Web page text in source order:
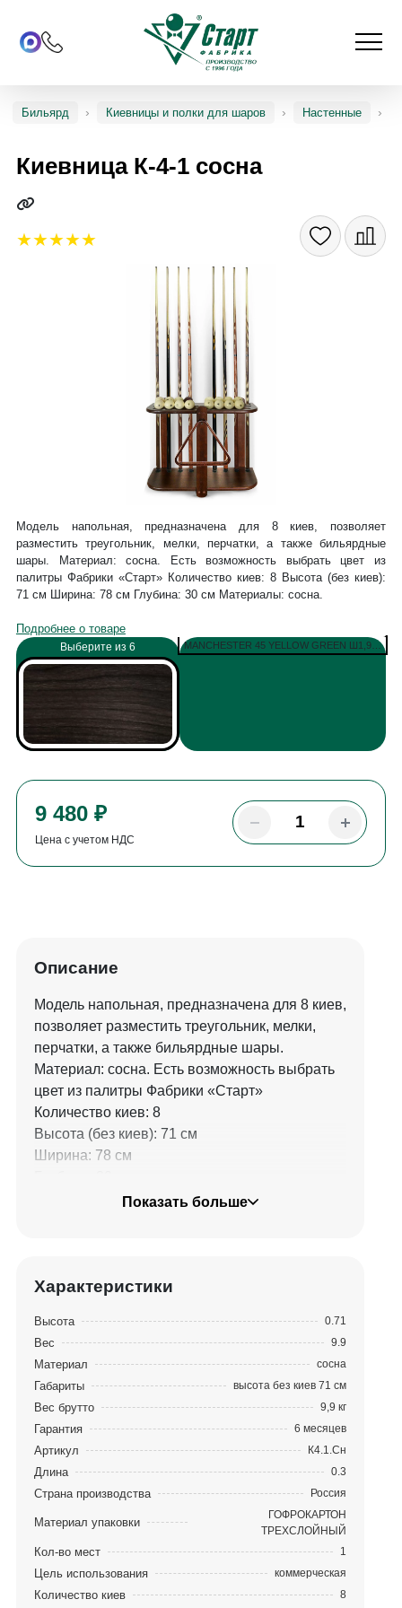
Бильярд Киевницы и полки для шаров Настенные
Киевница К-4-1 сосна
9 480 ₽
Цена с учетом НДС
Выберите из 6 MANCHESTER 45 YELLOW GREEN Ш1,98М
Модель напольная, предназначена для 8 киев, позволяет
разместить треугольник, мелки, перчатки, а также бильярдные
шары. Материал: сосна. Есть возможность выбрать цвет из
палитры Фабрики «Старт» Количество киев: 8 Высота (без киев):
71 см Ширина: 78 см Глубина: 30 см Материалы: сосна.
Подробнее о товаре
Описание
Модель напольная, предназначена для 8 киев,
позволяет разместить треугольник, мелки,
перчатки, а также бильярдные шары.
Материал: сосна. Есть возможность выбрать
цвет из палитры Фабрики «Старт»
Количество киев: 8
Высота (без киев): 71 см
Ширина: 78 см
Материалы: соснаПоказать больше
Характеристики
Высота 0.71
Вес 9.9
Материал сосна
Габариты высота без киев 71 см
Вес брутто 9,9 кг
Гарантия 6 месяцев
Артикул К4.1.Сн
Длина 0.3
Страна производства Россия
Материал упаковки
ГОФРОКАРТОН
ТРЕХСЛОЙНЫЙ
Кол-во мест 1
Цель использования коммерческая
Количество киев 8